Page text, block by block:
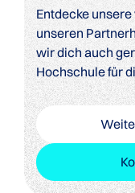
Entdecke
unseren
wir dich auch
Hochschule für